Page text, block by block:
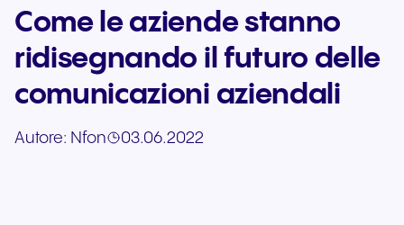
Come le aziende stanno
ridisegnando il futuro delle
comunicazioni aziendali
Autore: Nfon 03.06.2022